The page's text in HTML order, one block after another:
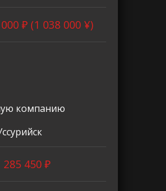
₽ (1 038 000 ¥)
компанию
285 450 ₽